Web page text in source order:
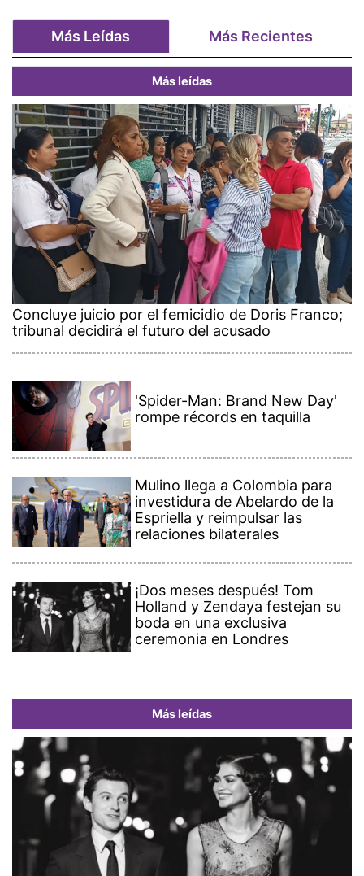
Más Leídas Más Recientes
Más leídas
Concluye juicio por el femicidio de Doris Franco;
tribunal decidirá el futuro del acusado
'Spider-Man: Brand New Day'
rompe récords en taquilla
Mulino llega a Colombia para
investidura de Abelardo de la
Espriella y reimpulsar las
relaciones bilaterales
¡Dos meses después! Tom
Holland y Zendaya festejan su
boda en una exclusiva
ceremonia en Londres
Más leídas